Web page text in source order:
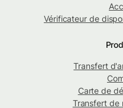
Vérificateur de
Transfert
Carte de
Transfert de